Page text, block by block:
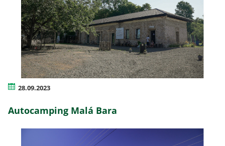
28.09.2023
Autocamping Malá Bara